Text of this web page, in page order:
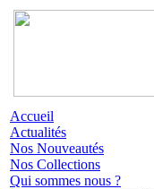
Accueil
Actualités
Nos Nouveautés
Nos Collections
Qui sommes nous ?